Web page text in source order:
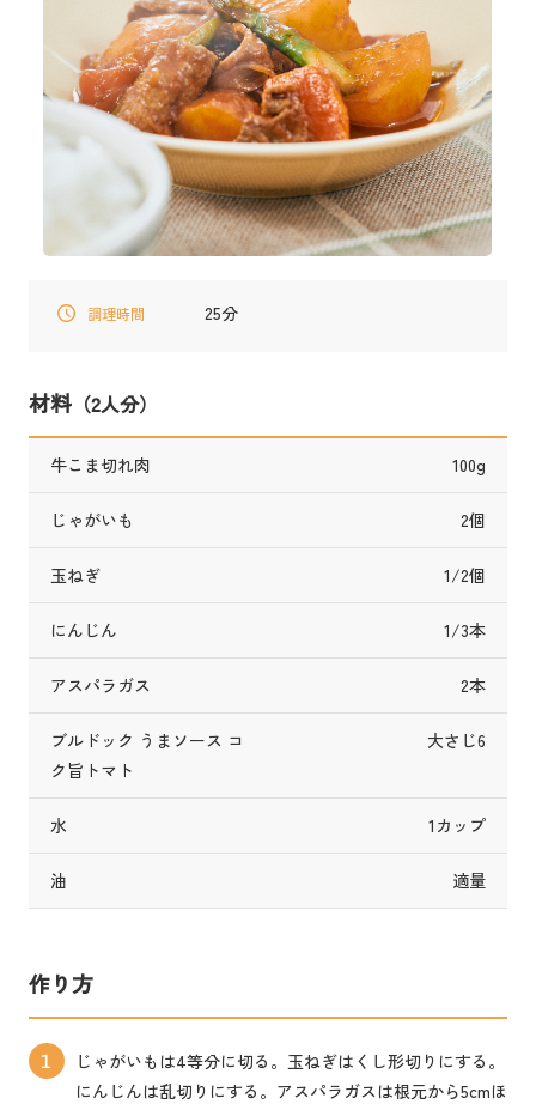
調理時間 25分
材料（2人分）
牛こま切れ肉 100g
じゃがいも 2個
玉ねぎ 1/2個
にんじん 1/3本
アスパラガス 2本
ブルドック うまソース コ
ク旨トマト
大さじ6
水 1カップ
油 適量
作り方
1
じゃがいもは4等分に切る。玉ねぎはくし形切りにする。
にんじんは乱切りにする。アスパラガスは根元から5cmほ